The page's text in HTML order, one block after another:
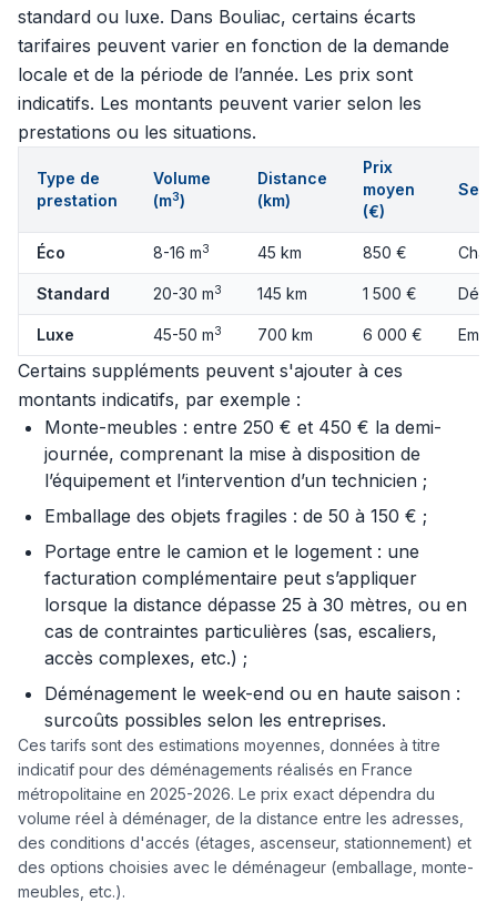
standard ou luxe. Dans Bouliac, certains écarts
tarifaires peuvent varier en fonction de la demande
locale et de la période de l’année. Les prix sont
indicatifs. Les montants peuvent varier selon les
prestations ou les situations.
Type de
prestation
Volume
(m3)
Distance
(km)
Prix
moyen
(€)
Éco 8-16 m3 45 km 850 €
Standard 20-30 m3 145 km 1 500 €
Luxe 45-50 m3 700 km 6 000 €
Certains suppléments peuvent s'ajouter à ces
montants indicatifs, par exemple :
Monte-meubles : entre 250 € et 450 € la demi-
journée, comprenant la mise à disposition de
l’équipement et l’intervention d’un technicien ;
Emballage des objets fragiles : de 50 à 150 € ;
Portage entre le camion et le logement : une
facturation complémentaire peut s’appliquer
lorsque la distance dépasse 25 à 30 mètres, ou en
cas de contraintes particulières (sas, escaliers,
accès complexes, etc.) ;
Déménagement le week-end ou en haute saison :
surcoûts possibles selon les entreprises.
Ces tarifs sont des estimations moyennes, données à titre
indicatif pour des déménagements réalisés en France
métropolitaine en 2025-2026. Le prix exact dépendra du
volume réel à déménager, de la distance entre les adresses,
des conditions d'accés (étages, ascenseur, stationnement) et
des options choisies avec le déménageur (emballage, monte-
meubles, etc.).